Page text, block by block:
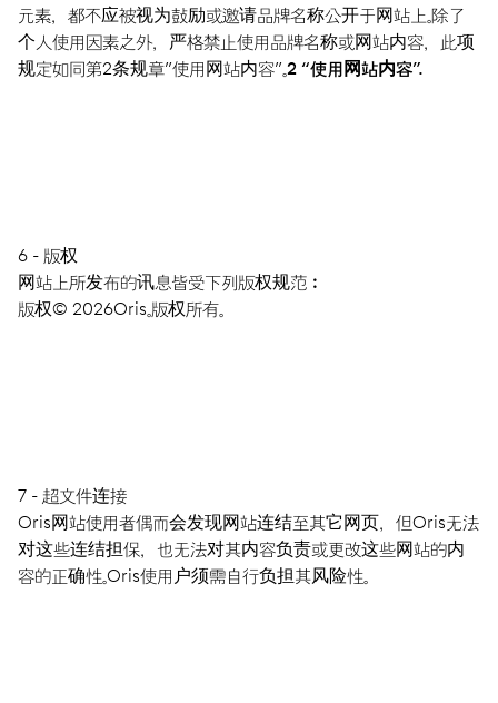
元素，都不应被视为鼓励或邀请品牌名称公开于网站上。除了
个人使用因素之外，严格禁止使用品牌名称或网站内容，此项
规定如同第2条规章”使用网站内容”。2 “使用网站内容”.
6 - 版权
网站上所发布的讯息皆受下列版权规范︰
版权© 2026Oris。版权所有。
7 - 超文件连接
Oris网站使用者偶而会发现网站连结至其它网页，但Oris无法
对这些连结担保，也无法对其内容负责或更改这些网站的内
容的正确性。Oris使用户须需自行负担其风险性。